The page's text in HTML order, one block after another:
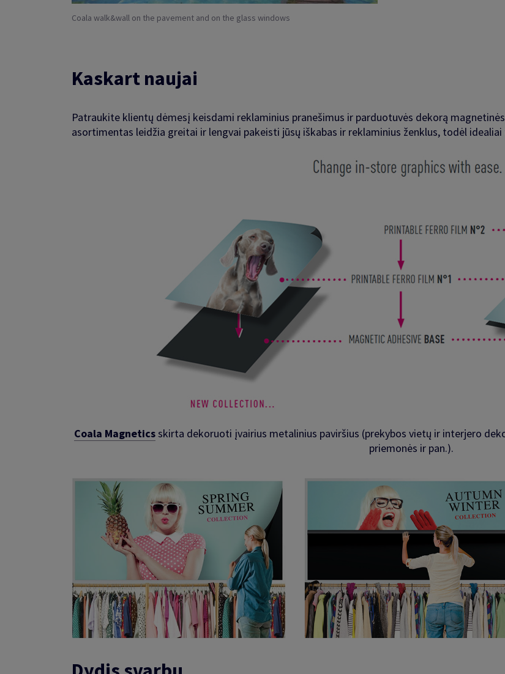
Coala walk&wall on the pavement and on the glass windows
Kaskart naujai
Patraukite klientų dėmesį keisdami reklaminius pranešimus ir parduotuvės dekorą
asortimentas leidžia greitai ir lengvai pakeisti jūsų iškabas ir reklaminius ženklus, todėl
Coala Magneticsskirta dekoruoti įvairius metalinius paviršius (prekybos vietų ir interjero
priemonės ir pan.).